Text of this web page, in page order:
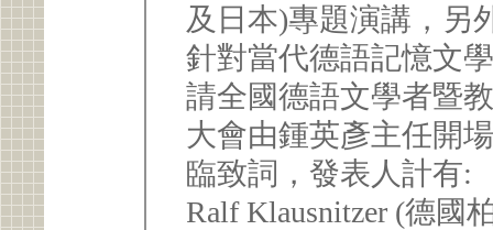
及日本)專題演講，另
針對當代德語記憶文
請全國德語文學者暨
大會由鍾英彥主任開
臨致詞，發表人計有:
Ralf Klausnitzer (德國